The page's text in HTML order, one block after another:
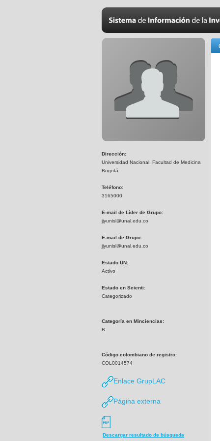
Dirección:
Universidad Nacional, Facultad de Medicina
Bogotá
Teléfono:
3165000
E-mail de Líder de Grupo:
jjyunisl@unal.edu.co
E-mail de Grupo:
jjyunisl@unal.edu.co
Estado UN:
Activo
Estado en Scienti:
Categorizado
Categoría en Minciencias:
B
Código colombiano de registro:
COL0014574
Enlace GrupLAC
Página externa
Descargar resultado de búsqueda